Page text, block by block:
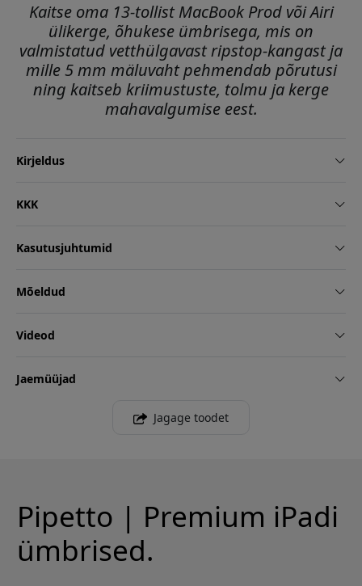
Kaitse oma 13-tollist MacBook Prod või Airi
ülikerge, õhukese ümbrisega, mis on
valmistatud vetthülgavast ripstop-kangast ja
mille 5 mm mäluvaht pehmendab põrutusi
ning kaitseb kriimustuste, tolmu ja kerge
mahavalgumise eest.
Kirjeldus
KKK
Kasutusjuhtumid
Mõeldud
Videod
Jaemüüjad
Jagage toodet
Pipetto | Premium iPadi
ümbrised.